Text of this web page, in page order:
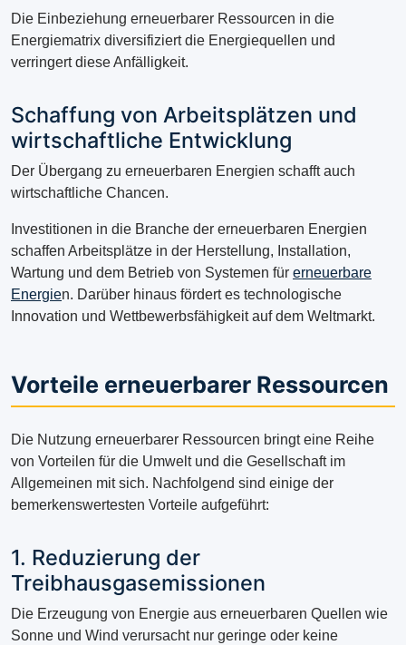
Die Einbeziehung erneuerbarer Ressourcen in die
Energiematrix diversifiziert die Energiequellen und
verringert diese Anfälligkeit.
Schaffung von Arbeitsplätzen und
wirtschaftliche Entwicklung
Der Übergang zu erneuerbaren Energien schafft auch
wirtschaftliche Chancen.
Investitionen in die Branche der erneuerbaren Energien
schaffen Arbeitsplätze in der Herstellung, Installation,
Wartung und dem Betrieb von Systemen für erneuerbare
Energien. Darüber hinaus fördert es technologische
Innovation und Wettbewerbsfähigkeit auf dem Weltmarkt.
Vorteile erneuerbarer Ressourcen
Die Nutzung erneuerbarer Ressourcen bringt eine Reihe
von Vorteilen für die Umwelt und die Gesellschaft im
Allgemeinen mit sich. Nachfolgend sind einige der
bemerkenswertesten Vorteile aufgeführt:
1. Reduzierung der
Treibhausgasemissionen
Die Erzeugung von Energie aus erneuerbaren Quellen wie
Sonne und Wind verursacht nur geringe oder keine